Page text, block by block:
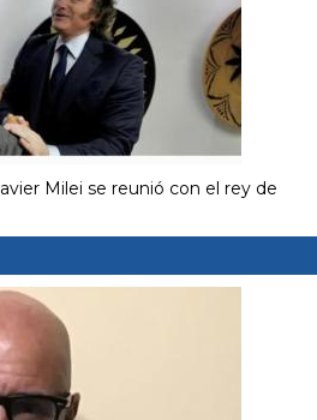
Milei se reunió con el rey de